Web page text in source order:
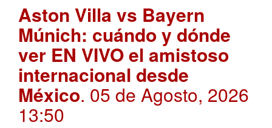
Aston Villa vs Bayern
Múnich: cuándo y dónde
ver EN VIVO el amistoso
internacional desde
México. 05 de Agosto, 2026
13:50